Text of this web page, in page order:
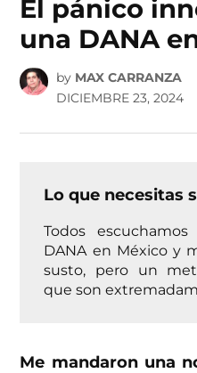
El pánico
una DANA
by MAX CARRANZA
DICIEMBRE 23, 2024
Lo que necesitas
Todos
DANA en México y
susto, pero un
que son
Me mandaron una